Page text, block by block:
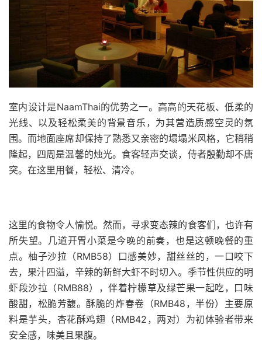
室内设计是NaamThai的优势之一。高高的天花板、低柔的
光线、以及轻松柔美的背景音乐，为其营造质感空灵的氛
围。而地面座席却保持了熟悉又亲密的塌塌米风格，它稍稍
隆起，四周是温馨的烛光。食客轻声交谈，侍者殷勤却不唐
突。在这里用餐，轻松、清冷。
这里的食物令人愉悦。然而，寻求变态辣的食客们，也许有
所失望。几道开胃小菜是今晚的前奏，也是这顿晚餐的重
点。柚子沙拉（RMB58）口感美妙，甜丝丝的，一口咬下
去，果汁四溢，辛辣的新鲜大虾不时切入。季节性供应的明
虾段沙拉（RMB88），伴着柠檬草及绿芒果一起吃，口味
酸甜，松脆芳馥。酥脆的炸春卷（RMB48，半份）主要原
料是芋头，杏花酥鸡翅（RMB42，两对）为初体验者带来
安全感，味美且果腹。